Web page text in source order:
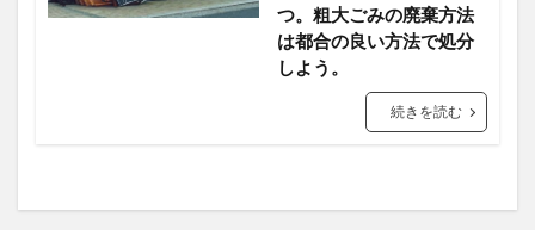
つ。粗大ごみの廃棄方法
は都合の良い方法で処分
しよう。
続きを読む